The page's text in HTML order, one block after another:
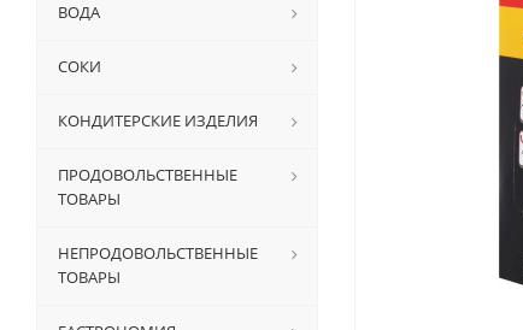
ВОДА
СОКИ
КОНДИТЕРСКИЕ ИЗДЕЛИЯ
ПРОДОВОЛЬСТВЕННЫЕ
ТОВАРЫ
НЕПРОДОВОЛЬСТВЕННЫЕ
ТОВАРЫ